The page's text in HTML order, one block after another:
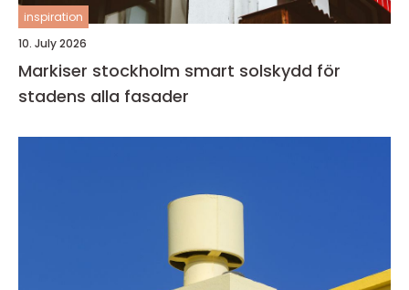
inspiration
10. July 2026
Markiser stockholm smart solskydd för
stadens alla fasader